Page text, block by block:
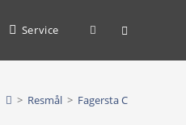
Service Slå
> Resmål > Fagersta C